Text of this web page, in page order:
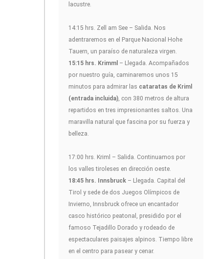
lacustre.
14:15 hrs. Zell am See – Salida. Nos
adentraremos en el Parque Nacional Hohe
Tauern, un paraíso de naturaleza virgen.
15:15 hrs. Krimml – Llegada. Acompañados
por nuestro guía, caminaremos unos 15
minutos para admirar las cataratas de Kriml
(entrada incluida) , con 380 metros de altura
repartidos en tres impresionantes saltos. Una
maravilla natural que fascina por su fuerza y
belleza.
17:00 hrs. Kriml – Salida. Continuamos por
los valles tiroleses en dirección oeste.
18:45 hrs. Innsbruck – Llegada. Capital del
Tirol y sede de dos Juegos Olímpicos de
Invierno, Innsbruck ofrece un encantador
casco histórico peatonal, presidido por el
famoso Tejadillo Dorado y rodeado de
espectaculares paisajes alpinos. Tiempo libre
en el centro para pasear y cenar.